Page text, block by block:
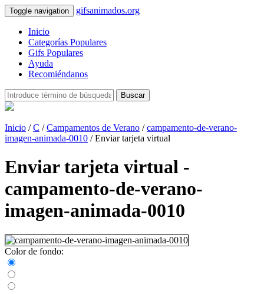
Toggle navigation gifsanimados.org
Inicio
Categorías Populares
Gifs Populares
Ayuda
Recomiéndanos
Buscar
Inicio /C /Campamentos de Verano /campamento-de-verano-
imagen-animada-0010 / Enviar tarjeta virtual
Enviar tarjeta virtual -
campamento-de-verano-
imagen-animada-0010
Color de fondo: